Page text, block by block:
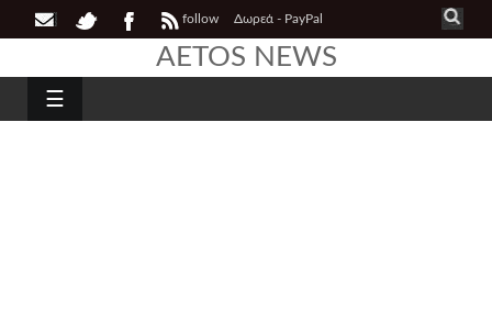
follow Δωρεά - PayPal
AETOS NEWS
☰